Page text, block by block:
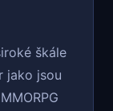
škále
jako jsou